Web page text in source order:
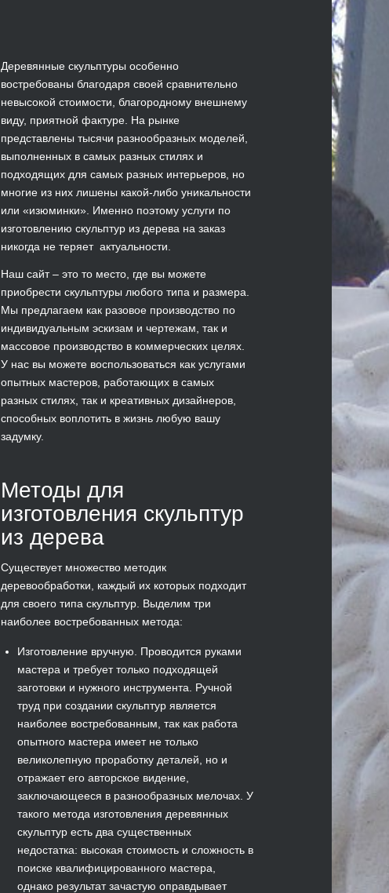
Деревянные скульптуры особенно
востребованы благодаря своей сравнительно
невысокой стоимости, благородному внешнему
виду, приятной фактуре. На рынке
представлены тысячи разнообразных моделей,
выполненных в самых разных стилях и
подходящих для самых разных интерьеров, но
многие из них лишены какой-либо уникальности
или «изюминки». Именно поэтому услуги по
изготовлению скульптур из дерева на заказ
никогда не теряет актуальности.
Наш сайт – это то место, где вы можете
приобрести скульптуры любого типа и размера.
Мы предлагаем как разовое производство по
индивидуальным эскизам и чертежам, так и
массовое производство в коммерческих целях.
У нас вы можете воспользоваться как услугами
опытных мастеров, работающих в самых
разных стилях, так и креативных дизайнеров,
способных воплотить в жизнь любую вашу
задумку.
Методы для
изготовления скульптур
из дерева
Существует множество методик
деревообработки, каждый их которых подходит
для своего типа скульптур. Выделим три
наиболее востребованных метода:
Изготовление вручную. Проводится руками
мастера и требует только подходящей
заготовки и нужного инструмента. Ручной
труд при создании скульптур является
наиболее востребованным, так как работа
опытного мастера имеет не только
великолепную проработку деталей, но и
отражает его авторское видение,
заключающееся в разнообразных мелочах. У
такого метода изготовления деревянных
скульптур есть два существенных
недостатка: высокая стоимость и сложность в
поиске квалифицированного мастера,
однако результат зачастую оправдывает